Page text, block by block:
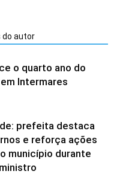
do autor
o quarto ano do
Intermares
prefeita destaca
e reforça ações
município durante